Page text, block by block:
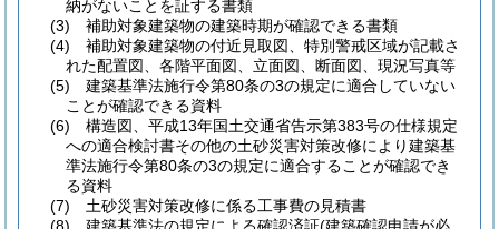
納がないことを証する書類
(3)
補助対象建築物の建築時期が確認できる書類
(4)
補助対象建築物の付近見取図、特別警戒区域が記載さ
れた配置図、各階平面図、立面図、断面図、現況写真等
(5)
建築基準法施行令第80条の3の規定に適合していない
ことが確認できる資料
(6)
構造図、平成13年国土交通省告示第383号の仕様規定
への適合検討書その他の土砂災害対策改修により建築基
準法施行令第80条の3の規定に適合することが確認でき
る資料
(7)
土砂災害対策改修に係る工事費の見積書